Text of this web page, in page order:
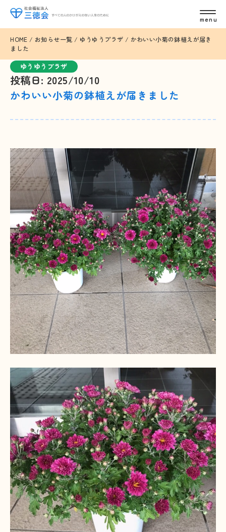
HOME / お知らせ一覧 / ゆうゆうプラザ / かわいい小菊の鉢植えが届き
ました
ゆうゆうプラザ
投稿日: 2025/10/10
かわいい小菊の鉢植えが届きました